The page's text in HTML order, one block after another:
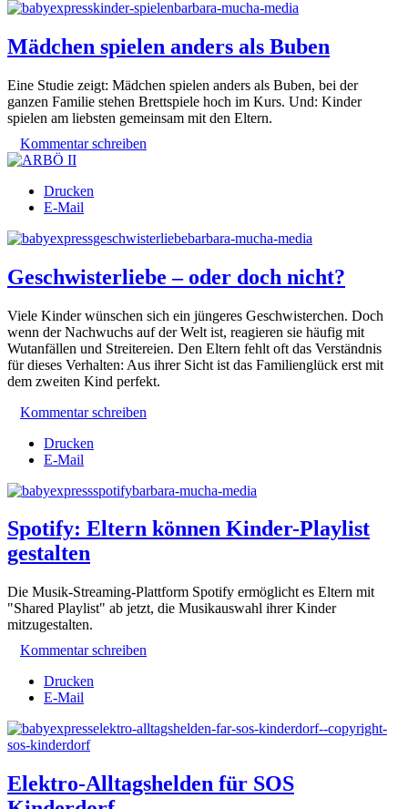
Mädchen spielen anders als Buben
Eine Studie zeigt: Mädchen spielen anders als Buben, bei der
ganzen Familie stehen Brettspiele hoch im Kurs. Und: Kinder
spielen am liebsten gemeinsam mit den Eltern.
Kommentar schreiben
Drucken
E-Mail
Geschwisterliebe – oder doch nicht?
Viele Kinder wünschen sich ein jüngeres Geschwisterchen. Doch
wenn der Nachwuchs auf der Welt ist, reagieren sie häufig mit
Wutanfällen und Streitereien. Den Eltern fehlt oft das Verständnis
für dieses Verhalten: Aus ihrer Sicht ist das Familienglück erst mit
dem zweiten Kind perfekt.
Kommentar schreiben
Drucken
E-Mail
Spotify: Eltern können Kinder-Playlist
gestalten
Die Musik-Streaming-Plattform Spotify ermöglicht es Eltern mit
"Shared Playlist" ab jetzt, die Musikauswahl ihrer Kinder
mitzugestalten.
Kommentar schreiben
Drucken
E-Mail
Elektro-Alltagshelden für SOS